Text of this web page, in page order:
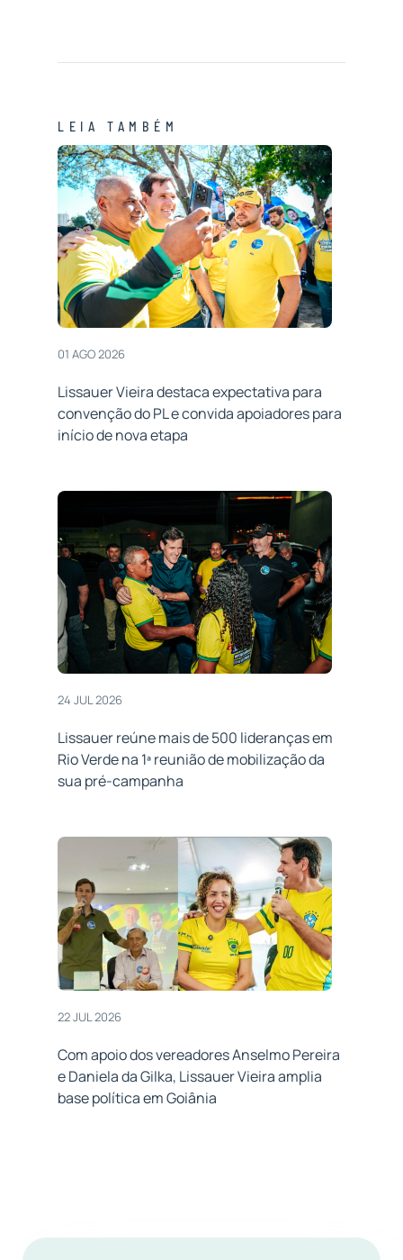
LEIA TAMBÉM
01 AGO 2026
Lissauer Vieira destaca expectativa para
convenção do PL e convida apoiadores para
início de nova etapa
24 JUL 2026
Lissauer reúne mais de 500 lideranças em
Rio Verde na 1ª reunião de mobilização da
sua pré-campanha
22 JUL 2026
Com apoio dos vereadores Anselmo Pereira
e Daniela da Gilka, Lissauer Vieira amplia
base política em Goiânia